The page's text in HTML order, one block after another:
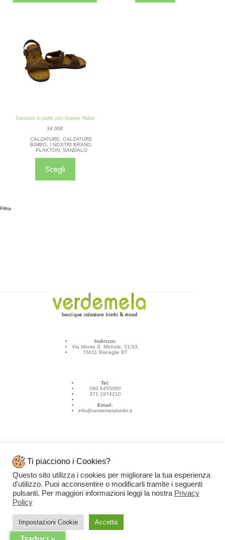
Sandalo in pelle con doppie fibbie
34,00€
CALZATURE,CALZATURE
BIMBO, I NOSTRI BRAND,
PLAKTON, SANDALO
Scegli
Filtra
Indirizzo:
Via Monte S. Michele, 31/33,
76011 Bisceglie BT
Tel:
080 6455080
371 1974210
Email:
info@verdemelabimbi.it
Link Utili
Spedizioni e pagamenti
Condizioni di vendita
Ti piacciono i Cookies?
Questo sito utilizza i cookies per migliorare la tua esperienza
d'utilizzo. Puoi acconsentire o modificarli tramite i seguenti
pulsanti. Per maggiori informazioni leggi la nostra Privacy
Policy
Impostazioni Cookie Accetta